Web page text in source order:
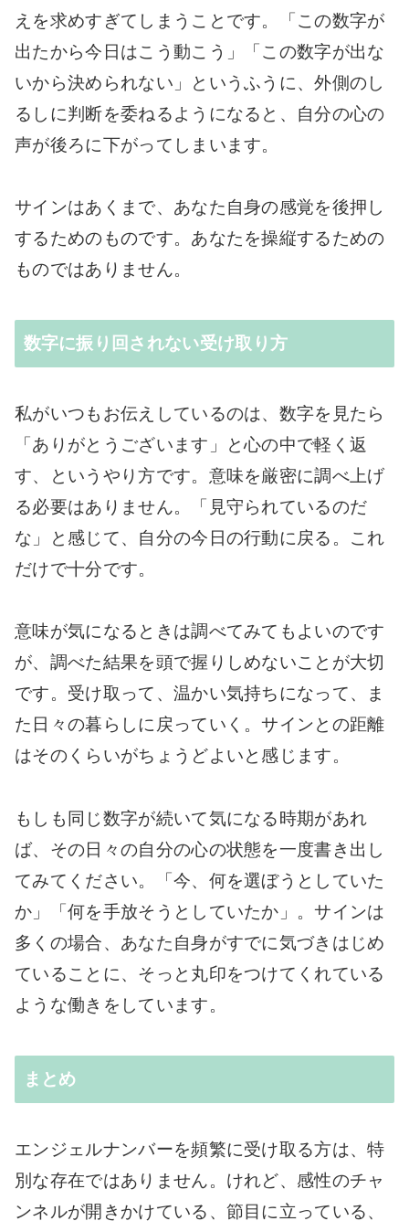
えを求めすぎてしまうことです。「この数字が
出たから今日はこう動こう」「この数字が出な
いから決められない」というふうに、外側のし
るしに判断を委ねるようになると、自分の心の
声が後ろに下がってしまいます。
サインはあくまで、あなた自身の感覚を後押し
するためのものです。あなたを操縦するための
ものではありません。
数字に振り回されない受け取り方
私がいつもお伝えしているのは、数字を見たら
「ありがとうございます」と心の中で軽く返
す、というやり方です。意味を厳密に調べ上げ
る必要はありません。「見守られているのだ
な」と感じて、自分の今日の行動に戻る。これ
だけで十分です。
意味が気になるときは調べてみてもよいのです
が、調べた結果を頭で握りしめないことが大切
です。受け取って、温かい気持ちになって、ま
た日々の暮らしに戻っていく。サインとの距離
はそのくらいがちょうどよいと感じます。
もしも同じ数字が続いて気になる時期があれ
ば、その日々の自分の心の状態を一度書き出し
てみてください。「今、何を選ぼうとしていた
か」「何を手放そうとしていたか」。サインは
多くの場合、あなた自身がすでに気づきはじめ
ていることに、そっと丸印をつけてくれている
ような働きをしています。
まとめ
エンジェルナンバーを頻繁に受け取る方は、特
別な存在ではありません。けれど、感性のチャ
ンネルが開きかけている、節目に立っている、